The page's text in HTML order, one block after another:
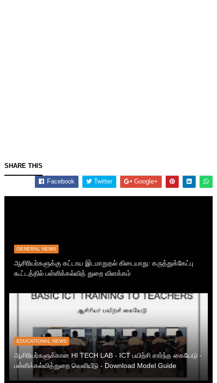
SHARE THIS
Facebook Twitter Google+
GENERAL NEWS
ஆசிரியர்களுக்கு கட்டாய இடமாறுதல் கிடையாது: கருத்துக்கேட்பு
கூட்டத்தில் பள்ளிக்கல்வித் துறை விளக்கம்
EDUCATIONAL NEWS
ஆசிரியர்களுக்கான HI TECH LAB - ICT பயிற்சி சார்ந்த கையேடு -
பள்ளிக்கல்வித்துறை வெளியீடு - Download Model Guide